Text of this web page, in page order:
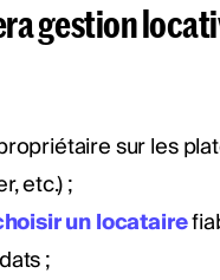
gestion
sur les
etc.) ;
un locataire
;